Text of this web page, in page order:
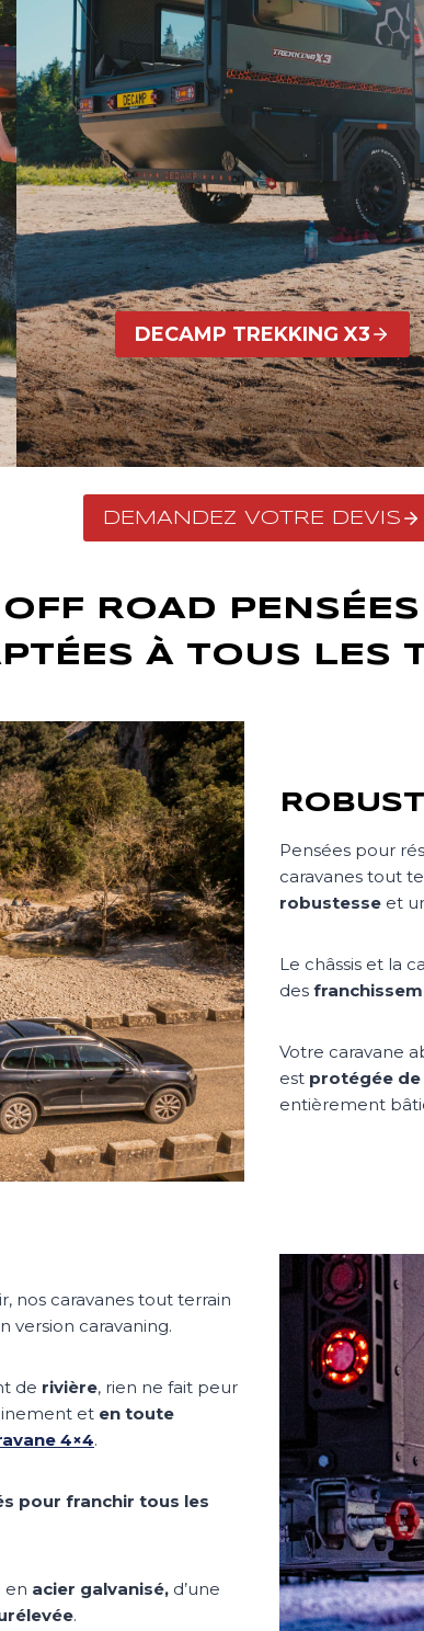
DECAMP TREKKING X3
DEMANDEZ VOTRE DEVIS
ROAD
À TOUS LES
Pensées pour
caravanes tout
robustesse et
Le châssis et la
des
Votre caravane
est protégée
entièrement
nos caravanes tout terrain
version caravaning.
de rivière, rien ne fait peur
et en toute
4×4.
pour franchir tous les
en acier galvanisé, d’une
.